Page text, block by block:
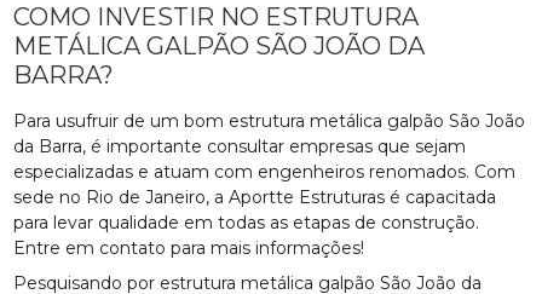
COMO INVESTIR NO ESTRUTURA
METÁLICA GALPÃO SÃO JOÃO DA
BARRA?
Para usufruir de um bom estrutura metálica galpão São João
da Barra, é importante consultar empresas que sejam
especializadas e atuam com engenheiros renomados. Com
sede no Rio de Janeiro, a Aportte Estruturas é capacitada
para levar qualidade em todas as etapas de construção.
Entre em contato para mais informações!
Pesquisando por estrutura metálica galpão São João da